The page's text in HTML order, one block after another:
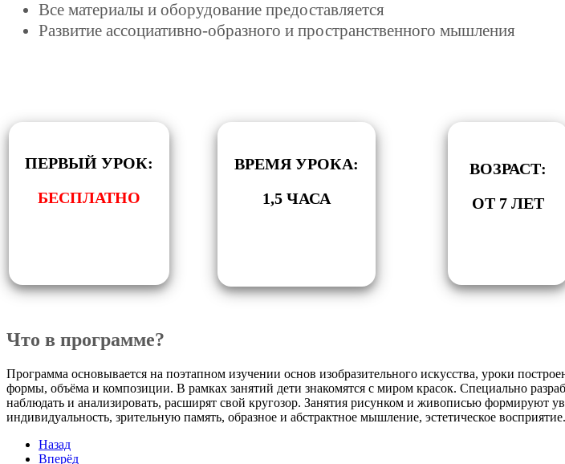
Все материалы и оборудование предоставляется
Развитие ассоциативно-образного и пространственного мышления
ПЕРВЫЙ УРОК:
БЕСПЛАТНО
ВРЕМЯ УРОКА:
1,5 ЧАСА
ВОЗРАСТ:
ОТ 7 ЛЕТ
Что в программе?
Программа основывается на поэтапном изучении основ изобразительного искусства, уроки
формы, объёма и композиции. В рамках занятий дети знакомятся с миром красок. Специально
наблюдать и анализировать, расширят свой кругозор. Занятия рисунком и живописью формируют
индивидуальность, зрительную память, образное и абстрактное мышление, эстетическое восприятие.
Назад
Вперёд